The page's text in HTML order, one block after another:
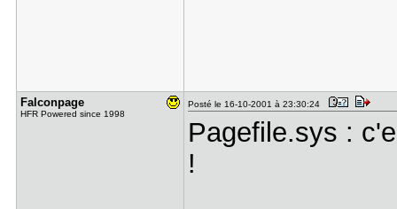
Falconpage
HFR Powered since 1998
Posté le 16-10-2001 à 23:30:24
Pagefile.sys :
!